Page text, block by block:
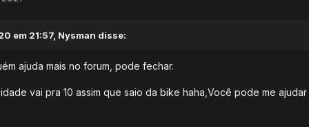
em 21:57, Nysman disse:
ajuda mais no forum, pode fechar.
vai pra 10 assim que saio da bike haha,Você pode me